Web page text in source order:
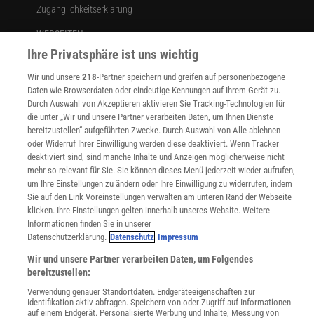
Zugänglichkeitserklärung
WEBSEITEN
KielSCN
Wissenschaft in die Schulen
SciLogs
Uns finden Sie auch hier:
Ihre Privatsphäre ist uns wichtig
Wir und unsere218-Partner speichern und greifen auf personenbezogene
Daten wie Browserdaten oder eindeutige Kennungen auf Ihrem Gerät zu.
Durch Auswahl von Akzeptieren aktivieren Sie Tracking-Technologien für
die unter „Wir und unsere Partner verarbeiten Daten, um Ihnen Dienste
bereitzustellen“ aufgeführten Zwecke. Durch Auswahl von Alle ablehnen
oder Widerruf Ihrer Einwilligung werden diese deaktiviert. Wenn Tracker
deaktiviert sind, sind manche Inhalte und Anzeigen möglicherweise nicht
mehr so relevant für Sie. Sie können dieses Menü jederzeit wieder aufrufen,
um Ihre Einstellungen zu ändern oder Ihre Einwilligung zu widerrufen, indem
Sie auf den Link Voreinstellungen verwalten am unteren Rand der Webseite
klicken. Ihre Einstellungen gelten innerhalb unseres Website. Weitere
Informationen finden Sie in unserer
Datenschutzerklärung. Datenschutz Impressum
Wir und unsere Partner verarbeiten Daten, um Folgendes
bereitzustellen:
Verwendung genauer Standortdaten. Endgeräteeigenschaften zur
Identifikation aktiv abfragen. Speichern von oder Zugriff auf Informationen
auf einem Endgerät. Personalisierte Werbung und Inhalte, Messung von